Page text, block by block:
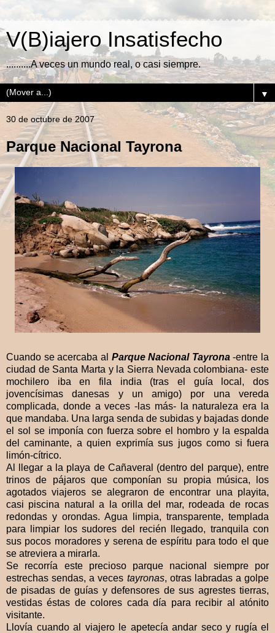
V(B)iajero Insatisfecho
..........A veces un mundo real, o casi siempre.
▼
30 de octubre de 2007
Parque Nacional Tayrona
Cuando se acercaba al Parque Nacional Tayrona-entre la
ciudad de Santa Marta y la Sierra Nevada colombiana- este
mochilero iba en fila india (tras el guía local, dos
jovencísimas danesas y un amigo) por una vereda
complicada, donde a veces -las más- la naturaleza era la
que mandaba. Una larga senda de subidas y bajadas donde
el sol se imponía con fuerza sobre el hombro y la espalda
del caminante, a quien exprimía sus jugos como si fuera
limón-cítrico.
Al llegar a la playa de Cañaveral (dentro del parque), entre
trinos de pájaros que componían su propia música, los
agotados viajeros se alegraron de encontrar una playita,
casi piscina natural a la orilla del mar, rodeada de rocas
redondas y orondas. Agua limpia, transparente, templada
para limpiar los sudores del recién llegado, tranquila con
sus pocos moradores y serena de espíritu para todo el que
se atreviera a mirarla.
Se recorría este precioso parque nacional siempre por
estrechas sendas, a veces tayronas, otras labradas a golpe
de pisadas de guías y defensores de sus agrestes tierras,
vestidas éstas de colores cada día para recibir al atónito
visitante.
Llovía cuando al viajero le apetecía andar seco y rugía el